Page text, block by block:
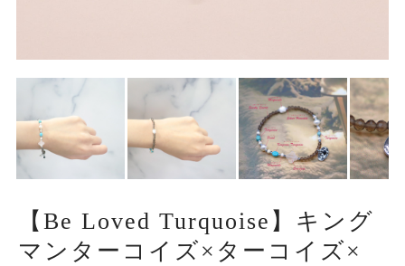
【Be Loved Turquoise】キング
マンターコイズ×ターコイズ×